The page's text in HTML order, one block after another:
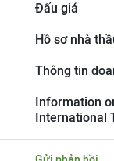
Đấu giá
Hồ sơ nhà
Thông tin
Information
International